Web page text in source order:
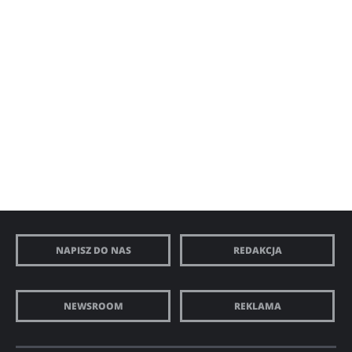
NAPISZ DO NAS REDAKCJA
NEWSROOM REKLAMA